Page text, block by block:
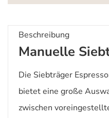
Beschreibung
Manuelle
Die Siebträger
bietet eine große
zwischen